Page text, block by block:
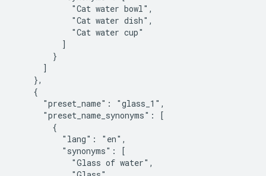
            "Cat water bowl",
            "Cat water dish",
            "Cat water cup"
          ]
        }
      ]
    },
    {
      "preset_name": "glass_1",
      "preset_name_synonyms": [
        {
          "lang": "en",
          "synonyms": [
            "Glass of water",